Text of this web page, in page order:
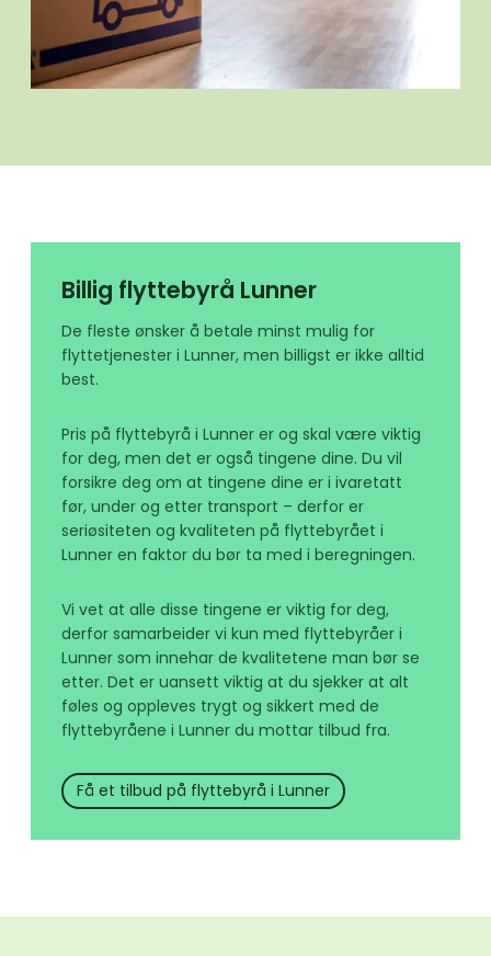
Billig flyttebyrå Lunner
De fleste ønsker å betale minst mulig for
flyttetjenester i Lunner, men billigst er ikke alltid
best.
Pris på flyttebyrå i Lunner er og skal være viktig
for deg, men det er også tingene dine. Du vil
forsikre deg om at tingene dine er i ivaretatt
før, under og etter transport – derfor er
seriøsiteten og kvaliteten på flyttebyrået i
Lunner en faktor du bør ta med i beregningen.
Vi vet at alle disse tingene er viktig for deg,
derfor samarbeider vi kun med flyttebyråer i
Lunner som innehar de kvalitetene man bør se
etter. Det er uansett viktig at du sjekker at alt
føles og oppleves trygt og sikkert med de
flyttebyråene i Lunner du mottar tilbud fra.
Få et tilbud på flyttebyrå i Lunner